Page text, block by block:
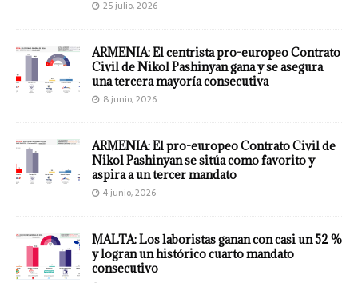
25 julio, 2026
ARMENIA: El centrista pro-europeo Contrato
Civil de Nikol Pashinyan gana y se asegura
una tercera mayoría consecutiva
8 junio, 2026
ARMENIA: El pro-europeo Contrato Civil de
Nikol Pashinyan se sitúa como favorito y
aspira a un tercer mandato
4 junio, 2026
MALTA: Los laboristas ganan con casi un 52 %
y logran un histórico cuarto mandato
consecutivo